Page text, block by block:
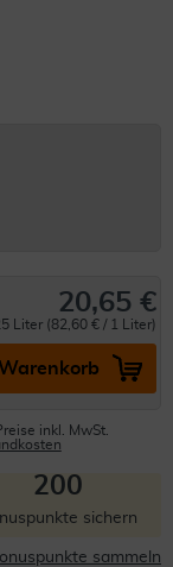
20,65 €
Liter (82,60 € / 1 Liter)
inkl. MwSt.
200
sichern
sammeln